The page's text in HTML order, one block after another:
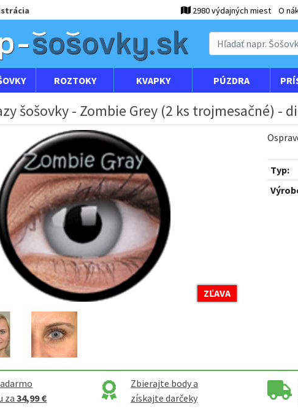
2980 výdajných miest O
ROZTOKY KVAPKY PÚZDRA
šošovky - Zombie Grey (2 ks trojmesačné) -
ZĽAVA
Typ:
za34,99 €
Zbierajte body a
získajte darčeky